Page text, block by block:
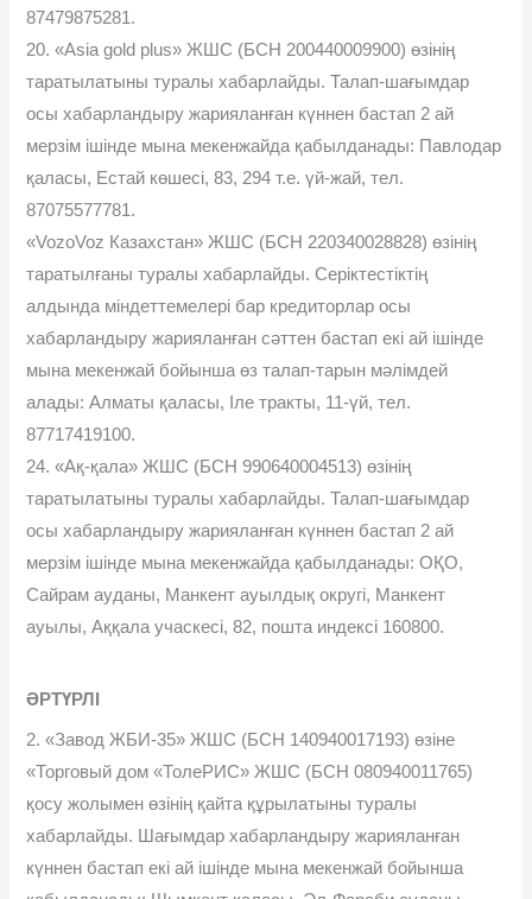
87479875281.
20. «Asia gold plus» ЖШС (БСН 200440009900) өзінің
таратылатыны туралы хабарлайды. Талап-шағымдар
осы хабарландыру жарияланған күннен бастап 2 ай
мерзім ішінде мына мекенжайда қабылданады: Павлодар
қаласы, Естай көшесі, 83, 294 т.е. үй-жай, тел.
87075577781.
«VozoVoz Казахстан» ЖШС (БСН 220340028828) өзінің
таратылғаны туралы хабарлайды. Серіктестіктің
алдында міндеттемелері бар кредиторлар осы
хабарландыру жарияланған сəттен бастап екі ай ішінде
мына мекенжай бойынша өз талап-тарын мəлімдей
алады: Алматы қаласы, Іле тракты, 11-үй, тел.
87717419100.
24. «Ақ-қала» ЖШС (БСН 990640004513) өзінің
таратылатыны туралы хабарлайды. Талап-шағымдар
осы хабарландыру жарияланған күннен бастап 2 ай
мерзім ішінде мына мекенжайда қабылданады: ОҚО,
Сайрам ауданы, Манкент ауылдық округі, Манкент
ауылы, Аққала учаскесі, 82, пошта индексі 160800.
ӘРТҮРЛІ
2. «Завод ЖБИ-35» ЖШС (БСН 140940017193) өзіне
«Торговый дом «ТолеРИС» ЖШС (БСН 080940011765)
қосу жолымен өзінің қайта құрылатыны туралы
хабарлайды. Шағымдар хабарландыру жарияланған
күннен бастап екі ай ішінде мына мекенжай бойынша